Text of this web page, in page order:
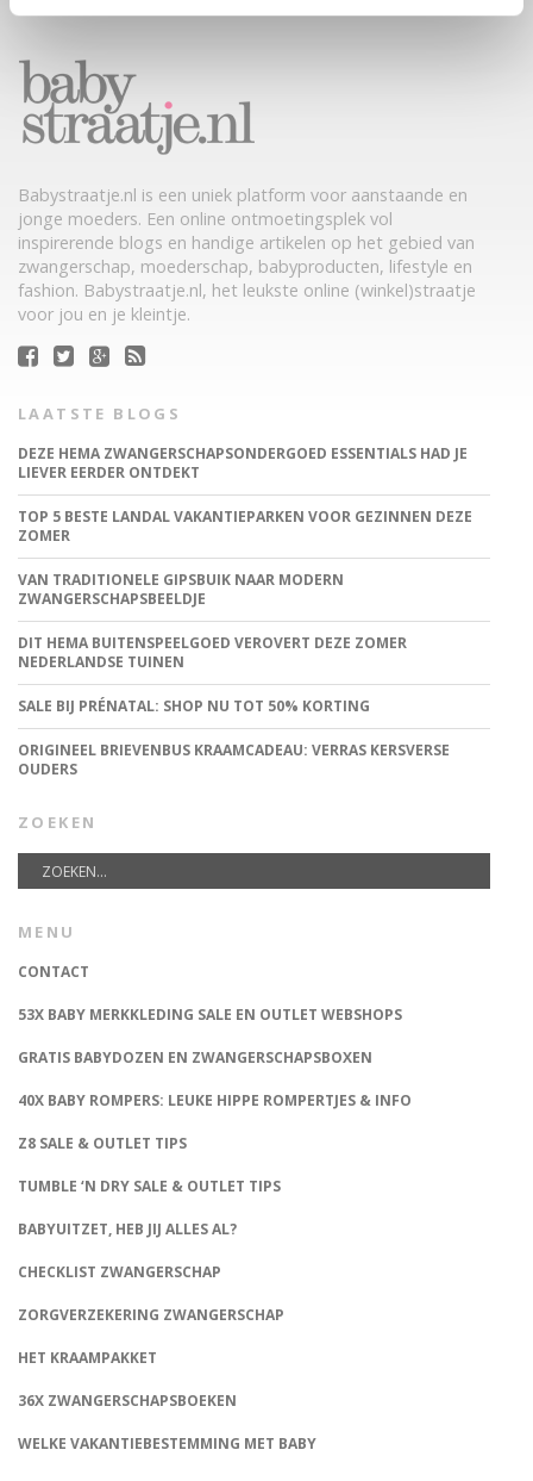
Babystraatje.nl is een uniek platform voor aanstaande en
jonge moeders. Een online ontmoetingsplek vol
inspirerende blogs en handige artikelen op het gebied van
zwangerschap, moederschap, babyproducten, lifestyle en
fashion. Babystraatje.nl, het leukste online (winkel)straatje
voor jou en je kleintje.
LAATSTE BLOGS
DEZE HEMA ZWANGERSCHAPSONDERGOED ESSENTIALS HAD JE
LIEVER EERDER ONTDEKT
TOP 5 BESTE LANDAL VAKANTIEPARKEN VOOR GEZINNEN DEZE
ZOMER
VAN TRADITIONELE GIPSBUIK NAAR MODERN
ZWANGERSCHAPSBEELDJE
DIT HEMA BUITENSPEELGOED VEROVERT DEZE ZOMER
NEDERLANDSE TUINEN
SALE BIJ PRÉNATAL: SHOP NU TOT 50% KORTING
ORIGINEEL BRIEVENBUS KRAAMCADEAU: VERRAS KERSVERSE
OUDERS
ZOEKEN
MENU
CONTACT
53X BABY MERKKLEDING SALE EN OUTLET WEBSHOPS
GRATIS BABYDOZEN EN ZWANGERSCHAPSBOXEN
40X BABY ROMPERS: LEUKE HIPPE ROMPERTJES & INFO
Z8 SALE & OUTLET TIPS
TUMBLE ‘N DRY SALE & OUTLET TIPS
BABYUITZET, HEB JIJ ALLES AL?
CHECKLIST ZWANGERSCHAP
ZORGVERZEKERING ZWANGERSCHAP
HET KRAAMPAKKET
36X ZWANGERSCHAPSBOEKEN
WELKE VAKANTIEBESTEMMING MET BABY